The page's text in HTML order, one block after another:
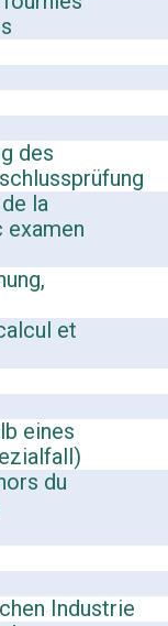
des
la
examen
et
eines
du
Industrie